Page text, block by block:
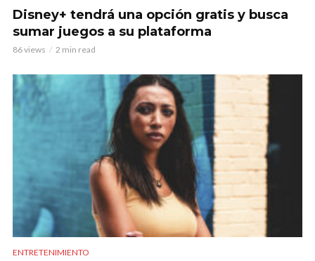
Disney+ tendrá una opción gratis y busca
sumar juegos a su plataforma
86 views 2 min read
ENTRETENIMIENTO